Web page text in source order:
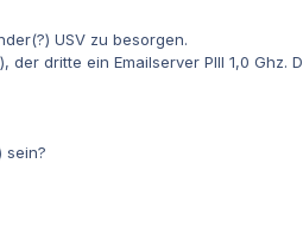
USV zu besorgen.
dritte ein Emailserver PIII 1,0 Ghz.
sein?